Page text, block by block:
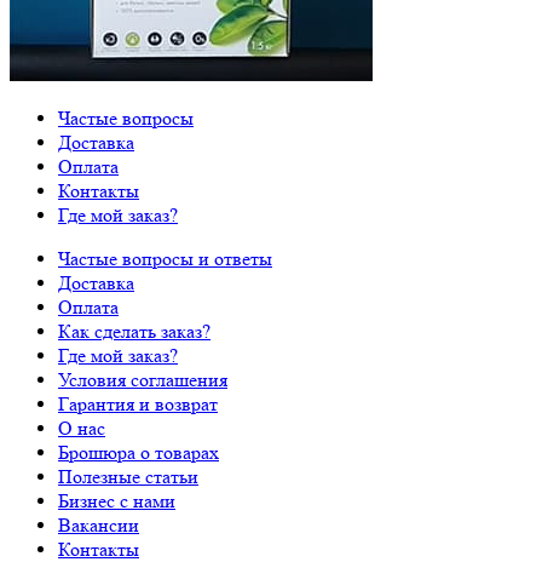
Частые вопросы
Доставка
Оплата
Контакты
Где мой заказ?
Частые вопросы и ответы
Доставка
Оплата
Как сделать заказ?
Где мой заказ?
Условия соглашения
Гарантия и возврат
О нас
Брошюра о товарах
Полезные статьи
Бизнес с нами
Вакансии
Контакты